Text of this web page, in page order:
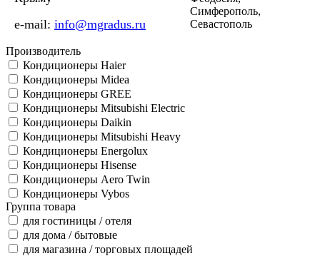
e-mail: info@mgradus.ru
Симферополь,
Севастополь
Производитель
Кондиционеры Haier
Кондиционеры Midea
Кондиционеры GREE
Кондиционеры Mitsubishi Electric
Кондиционеры Daikin
Кондиционеры Mitsubishi Heavy
Кондиционеры Energolux
Кондиционеры Hisense
Кондиционеры Aero Twin
Кондиционеры Vybos
Группа товара
для гостиницы / отеля
для дома / бытовые
для магазина / торговых площадей